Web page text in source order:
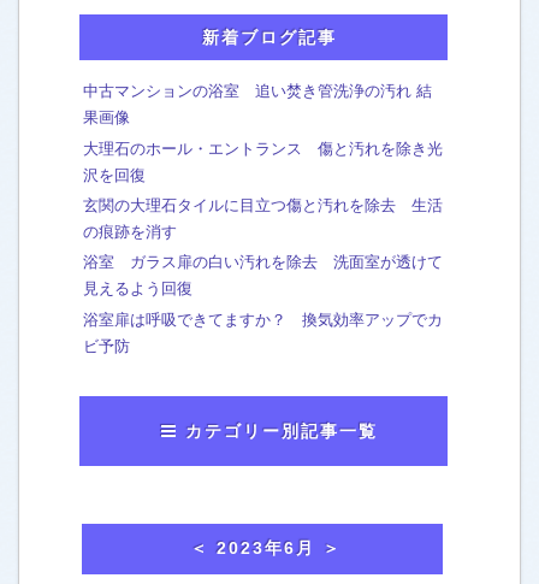
新着ブログ記事
中古マンションの浴室 追い焚き管洗浄の汚れ 結
果画像
大理石のホール・エントランス 傷と汚れを除き光
沢を回復
玄関の大理石タイルに目立つ傷と汚れを除去 生活
の痕跡を消す
浴室 ガラス扉の白い汚れを除去 洗面室が透けて
見えるよう回復
浴室扉は呼吸できてますか？ 換気効率アップでカ
ビ予防
カテゴリー別記事一覧
washtech夫婦in横浜[7]